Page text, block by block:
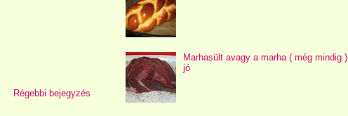
Régebbi bejegyzés
Marhasült avagy a marha ( még mindig )
jó